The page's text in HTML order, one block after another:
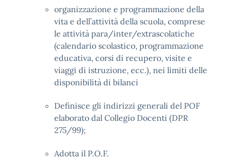
organizzazione e programmazione della
vita e dell’attività della scuola, comprese
le attività para/inter/extrascolatiche
(calendario scolastico, programmazione
educativa, corsi di recupero, visite e
viaggi di istruzione, ecc.), nei limiti delle
disponibilità di bilanci
Definisce gli indirizzi generali del POF
elaborato dal Collegio Docenti (DPR
275/99);
Adotta il P.O.F.